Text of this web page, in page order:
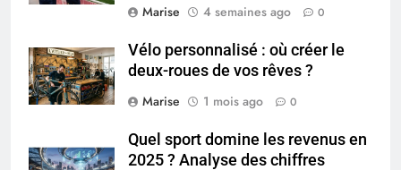
Marise
4 semaines ago 0
Vélo personnalisé : où créer le
deux-roues de vos rêves ?
Marise
1 mois ago 0
Quel sport domine les revenus en
2025 ? Analyse des chiffres
saignements
SANTÉ
6
peau éclatante grâce à The
Ordinary
SANTÉ